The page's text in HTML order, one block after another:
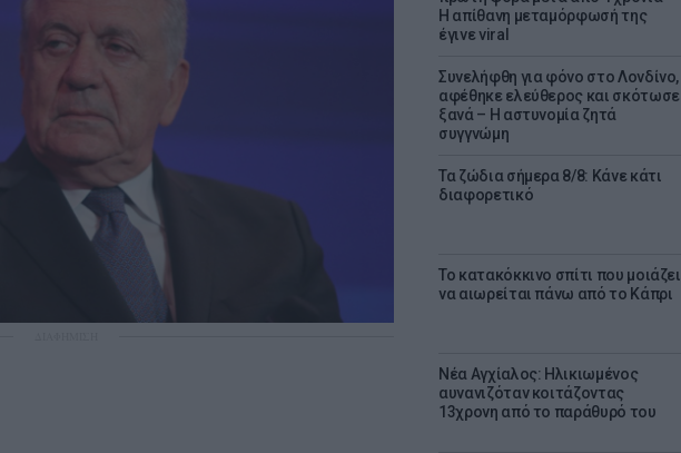
Η απίθανη μεταμόρφωσή της
έγινε viral
Συνελήφθη για φόνο στο Λονδίνο,
αφέθηκε ελεύθερος και σκότωσε
ξανά – Η αστυνομία ζητά
συγγνώμη
Τα ζώδια σήμερα 8/8: Κάνε κάτι
διαφορετικό
Το κατακόκκινο σπίτι που μοιάζει
να αιωρείται πάνω από το Κάπρι
Νέα Αγχίαλος: Ηλικιωμένος
αυνανιζόταν κοιτάζοντας
13χρονη από το παράθυρό του